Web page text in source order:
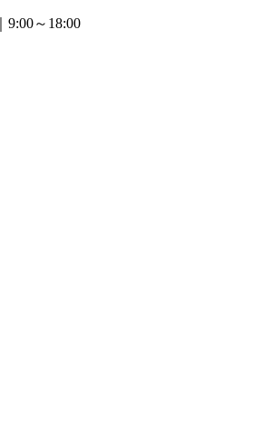
｜9:00～18:00